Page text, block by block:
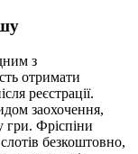
з
отримати
реєстрації.
заохочення,
гри. Фріспіни
безкоштовно,